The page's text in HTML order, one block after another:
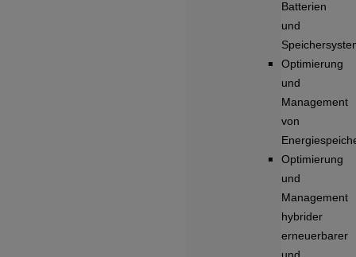
Batterien
und
Optimierung
und
Management
von
Optimierung
und
Management
hybrider
erneuerbarer